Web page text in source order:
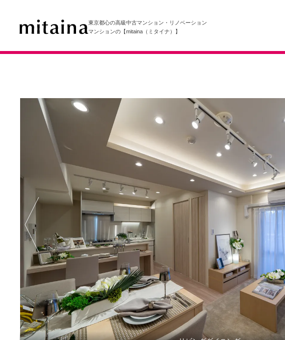
東京都心の高級中古マンション・リノベーション
マンションの【mitaina（ミタイナ）】